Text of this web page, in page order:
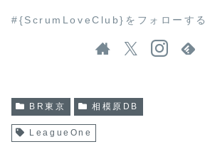
#{ScrumLoveClub}をフォローする
BR東京 相模原DB
LeagueOne